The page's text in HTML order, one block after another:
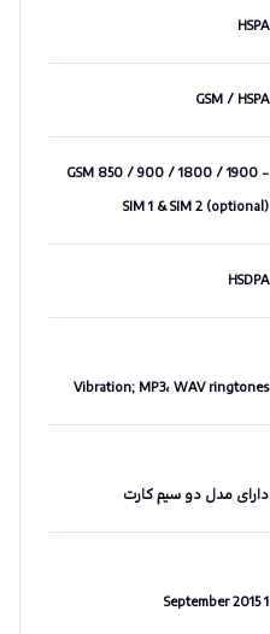
HSPA
GSM / HSPA
GSM 850 / 900 / 1800 / 1900 -
SIM 1 & SIM 2 (optional)
HSDPA
Vibration; MP3، WAV ringtones
دارای مدل دو سیم کارت
1 September 2015